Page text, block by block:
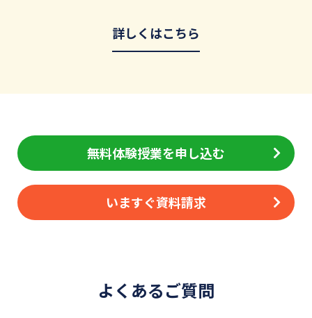
詳しくはこちら
無料体験授業を申し込む
いますぐ資料請求
よくあるご質問